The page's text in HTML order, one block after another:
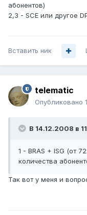
абонентов)
2,3 - SCE или другое
Вставить ник
telematic
Опубликовано
В 14.12.2008 в
1 - BRAS + ISG (от
количества
Так вот у меня и